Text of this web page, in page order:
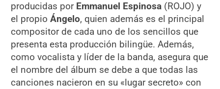
producidas por Emmanuel Espinosa (ROJO) y
el propioÁngelo, quien además es el principal
compositor de cada uno de los sencillos que
presenta esta producción bilingüe. Además,
como vocalista y líder de la banda, asegura que
el nombre del álbum se debe a que todas las
canciones nacieron en su «lugar secreto» con